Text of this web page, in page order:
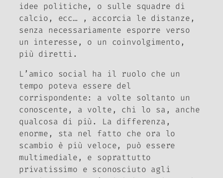
idee politiche, o sulle squadre di
calcio, ecc… , accorcia le distanze,
senza necessariamente esporre verso
un interesse, o un coinvolgimento,
più diretti.
L’amico social ha il ruolo che un
tempo poteva essere del
corrispondente: a volte soltanto un
conoscente, a volte, chi lo sa, anche
qualcosa di più. La differenza,
enorme, sta nel fatto che ora lo
scambio è più veloce, può essere
multimediale, e soprattutto
privatissimo e sconosciuto agli